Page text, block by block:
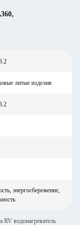
,
литые изделия
энергосбережение,
водонагреватель